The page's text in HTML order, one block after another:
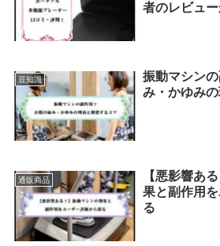
者のレビュ
豆知識
振動マシン
み・かゆみ
通販商品
【悪影響あ
果と副作用
る